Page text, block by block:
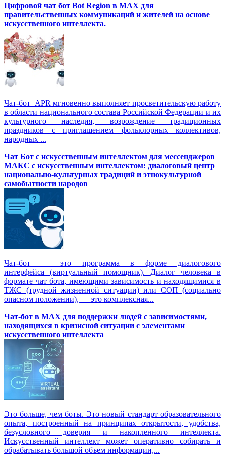
Цифровой чат бот Вot Region в MAX для
правительственных коммуникаций и жителей на основе
искусственного интеллекта.
Чат-бот APR мгновенно выполняет просветительскую работу
в области национального состава Российской Федерации и их
культурного наследия, возрождение традиционных
праздников с приглашением фольклорных коллективов,
народных ...
Чат Бот с искусственным интеллектом для мессенджеров
МАКС с искусственным интеллектом: диалоговый центр
национально-культурных традиций и этнокультурной
самобытности народов
Чат-бот — это программа в форме диалогового
интерфейса (виртуальный помощник). Диалог человека в
формате чат бота, имеющими зависимость и находящимися в
ТЖС (трудной жизненной ситуации) или СОП (социально
опасном положении), — это комплексная...
Чат-бот в MAX для поддержки людей с зависимостями,
находящихся в кризисной ситуации с элементами
искусственного интеллекта
Это больше, чем боты. Это новый стандарт образовательного
опыта, построенный на принципах открытости, удобства,
безусловного доверия и накопленного интеллекта.
Искусственный интеллект может оперативно собирать и
обрабатывать большой объем информации,...